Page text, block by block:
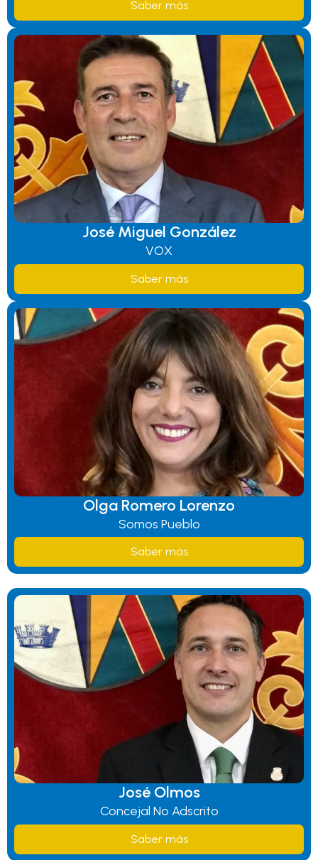
Saber más
José Miguel González
VOX
Saber más
Olga Romero Lorenzo
Somos Pueblo
Saber más
José Olmos
Concejal No Adscrito
Saber más